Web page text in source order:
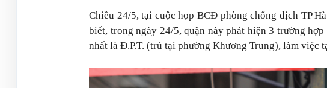
Chiều 24/5, tại cuộc họp BCĐ phòng chống dịch TP
biết, trong ngày 24/5, quận này phát hiện 3 trường
nhất là Đ.P.T. (trú tại phường Khương Trung), làm việc